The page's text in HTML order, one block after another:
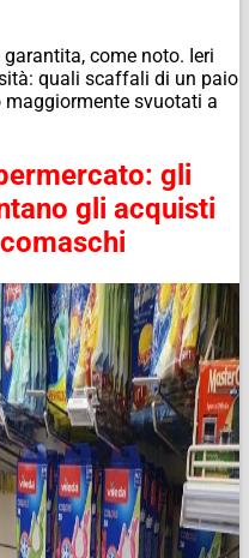
come noto. Ieri
quali scaffali di un paio
svuotati a
gli
gli acquisti